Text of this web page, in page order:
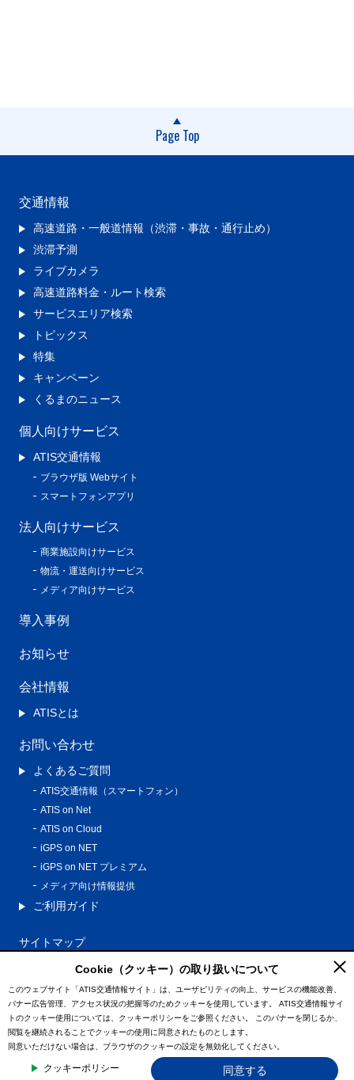
Page Top
交通情報
高速道路・一般道情報（渋滞・事故・通行止め）
渋滞予測
ライブカメラ
高速道路料金・ルート検索
サービスエリア検索
トピックス
特集
キャンペーン
くるまのニュース
個人向けサービス
ATIS交通情報
ブラウザ版 Webサイト
スマートフォンアプリ
法人向けサービス
商業施設向けサービス
物流・運送向けサービス
メディア向けサービス
導入事例
お知らせ
会社情報
ATISとは
お問い合わせ
よくあるご質問
ATIS交通情報（スマートフォン）
ATIS on Net
ATIS on Cloud
iGPS on NET
iGPS on NET プレミアム
メディア向け情報提供
ご利用ガイド
サイトマップ
プライバシーポリシー
利用規約
特定商取引法に基づく表記
情報の外部通信について
© ATIS Co.,Ltd. All Rights Reserved.
Cookie（クッキー）の取り扱いについて
このウェブサイト「ATIS交通情報サイト」は、ユーザビリティの向上、サービスの機能改善、
バナー広告管理、アクセス状況の把握等のためクッキーを使用しています。
ATIS交通情報サイ
トのクッキー使用については、クッキーポリシーをご参照ください。
このバナーを閉じるか、
閲覧を継続されることでクッキーの使用に同意されたものとします。
同意いただけない場合は、ブラウザのクッキーの設定を無効化してください。
クッキーポリシー 同意する